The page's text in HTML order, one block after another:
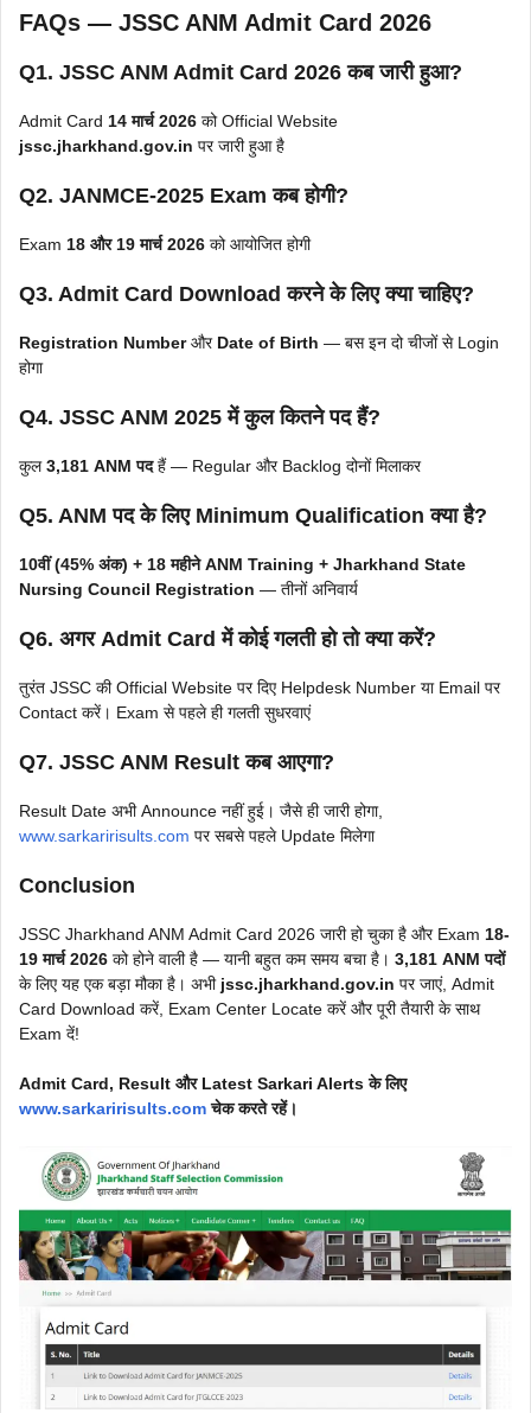
FAQs — JSSC ANM Admit Card 2026
Q1. JSSC ANM Admit Card 2026 कब जारी हुआ?
Admit Card 14 मार्च 2026 को Official Website
jssc.jharkhand.gov.in पर जारी हुआ है
Q2. JANMCE-2025 Exam कब होगी?
Exam 18 और 19 मार्च 2026 को आयोजित होगी
Q3. Admit Card Download करने के लिए क्या चाहिए?
Registration Numberऔर Date of Birth — बस इन दो चीजों से Login
होगा
Q4. JSSC ANM 2025 में कुल कितने पद हैं?
कुल3,181 ANM पदहैं — Regular और Backlog दोनों मिलाकर
Q5. ANM पद के लिए Minimum Qualification क्या है?
10वीं (45% अंक) + 18 महीने ANM Training + Jharkhand State
Nursing Council Registration — तीनों अनिवार्य
Q6. अगर Admit Card में कोई गलती हो तो क्या करें?
तुरंत JSSC की Official Website पर दिए Helpdesk Number या Email पर
Contact करें। Exam से पहले ही गलती सुधरवाएं
Q7. JSSC ANM Result कब आएगा?
Result Date अभी Announce नहीं हुई। जैसे ही जारी होगा,
www.sarkaririsults.com पर सबसे पहले Update मिलेगा
Conclusion
JSSC Jharkhand ANM Admit Card 2026 जारी हो चुका है और Exam 18-
19 मार्च 2026 को होने वाली है — यानी बहुत कम समय बचा है। 3,181 ANM पदों
के लिए यह एक बड़ा मौका है। अभी jssc.jharkhand.gov.in पर जाएं, Admit
Card Download करें, Exam Center Locate करें और पूरी तैयारी के साथ
Exam दें!
Admit Card, Result और Latest Sarkari Alerts के लिए
www.sarkaririsults.comचेक करते रहें।